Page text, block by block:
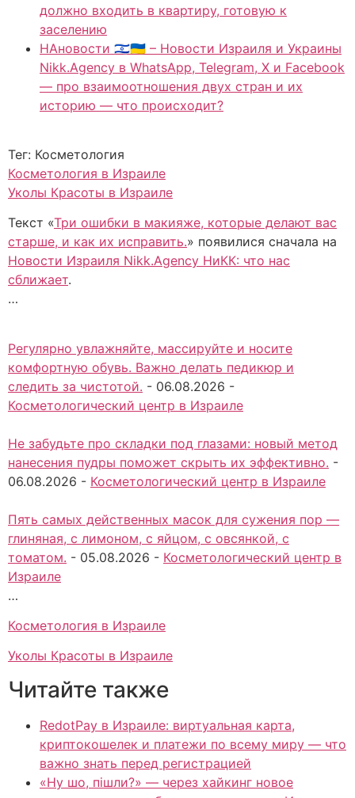
должно входить в квартиру, готовую к
заселению
НАновости 🇮🇱🇺🇦 – Новости Израиля и Украины
Nikk.Agency в WhatsApp, Telegram, X и Facebook
— про взаимоотношения двух стран и их
историю — что происходит?
Тег: Косметология
Косметология в Израиле
Уколы Красоты в Израиле
Текст «Три ошибки в макияже, которые делают вас
старше, и как их исправить.» появилися сначала на
Новости Израиля Nikk.Agency НиКК: что нас
сближает.
…
Регулярно увлажняйте, массируйте и носите
комфортную обувь. Важно делать педикюр и
следить за чистотой. - 06.08.2026 -
Косметологический центр в Израиле
Не забудьте про складки под глазами: новый метод
нанесения пудры поможет скрыть их эффективно. -
06.08.2026 - Косметологический центр в Израиле
Пять самых действенных масок для сужения пор —
глиняная, с лимоном, с яйцом, с овсянкой, с
томатом. - 05.08.2026 - Косметологический центр в
Израиле
…
Косметология в Израиле
Уколы Красоты в Израиле
Читайте также
RedotPay в Израиле: виртуальная карта,
криптокошелек и платежи по всему миру — что
важно знать перед регистрацией
«Ну шо, пішли?» — через хайкинг новое